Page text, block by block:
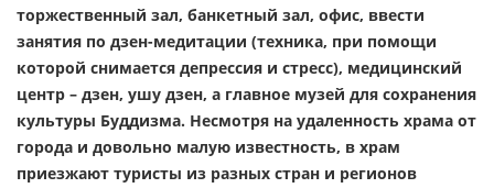
торжественный зал, банкетный зал, офис, ввести
занятия по дзен-медитации (техника, при помощи
которой снимается депрессия и стресс), медицинский
центр – дзен, ушу дзен, а главное музей для сохранения
культуры Буддизма. Несмотря на удаленность храма от
города и довольно малую известность, в храм
приезжают туристы из разных стран и регионов